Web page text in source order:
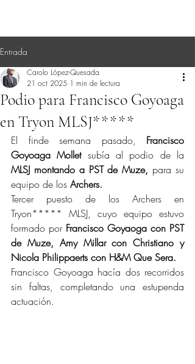
Entrada
Podio para Francisco Goyoaga
en Tryon MLSJ*****
Carolo López-Quesada
21 oct 2025 1 min de lectura
El finde semana pasado, Francisco
Goyoaga Mollet
MLSJ montando a PST de Muze, para su
equipo de los Archers.
Tercer puesto de los Archers en
Tryon***** MLSJ, cuyo equipo estuvo
formado por Francisco Goyaoga con PST
de Muze, Amy Millar con Christiano y
Nicola Philippaerts con H&M Que Sera.
Francisco Goyoaga hacía dos recorridos
sin faltas, completando una estupenda
actuación.